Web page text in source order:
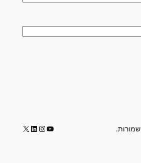
YouTube
Instagram
LinkedIn
X